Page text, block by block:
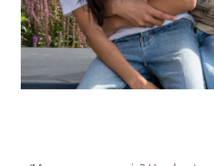
OVER ONS